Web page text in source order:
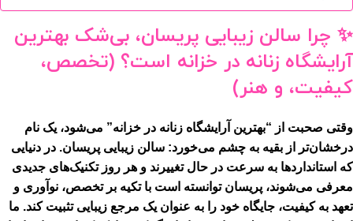
✨ چرا سالن زیبایی پریسان، بی‌شک بهترین
آرایشگاه زنانه در خزانه است؟ (تخصص،
کیفیت، و هنر)
وقتی صحبت از “بهترین آرایشگاه زنانه در خزانه” می‌شود، یک نام
درخشان‌تر از بقیه به چشم می‌خورد: سالن زیبایی پریسان. در دنیایی
که استانداردها به سرعت در حال تغییرند و هر روز تکنیک‌های جدیدی
معرفی می‌شوند، پریسان توانسته است با تکیه بر تخصص، نوآوری و
تعهد به کیفیت، جایگاه خود را به عنوان یک مرجع زیبایی تثبیت کند. ما